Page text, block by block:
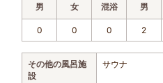
男 女 混浴 男
0 0 0 2
その他の風呂施
設
サウナ